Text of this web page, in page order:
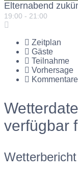
Elternabend
19:00 - 21:00
Zeitplan
Gäste
Teilnahme
Vorhersage
Kommentare
verfügbar
Wetterbericht